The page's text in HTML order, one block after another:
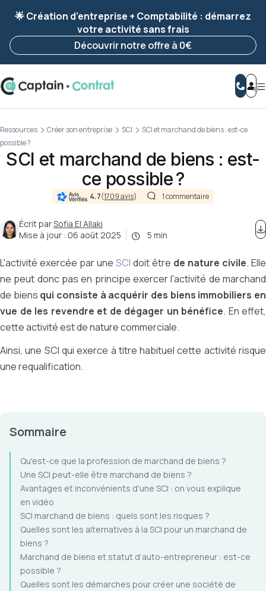
enregistrée 🚀
Reprendre ma démarche
🌟 Création d’entreprise + Comptabilité : démarrez
votre activité sans frais
Découvrir notre offre à 0€
Ressources Créer son entreprise SCI
SCI et marchand de biens : est-ce
possible ?
SCI et marchand de biens : est-
ce possible ?
4.7(1709 avis) 1 commentaire
Écrit parSofia El Allaki
Mise à jour : 06 août 2025 5 min
L'activité exercée par une SCI doit être de nature civile. Elle
ne peut donc pas en principe exercer l'activité de marchand
de biens qui consiste à acquérir des biens immobiliers en
vue de les revendre et de dégager un bénéfice. En effet,
cette activité est de nature commerciale.
Ainsi, une SCI qui exerce à titre habituel cette activité risque
une requalification.
Sommaire
Qu'est-ce que la profession de marchand de biens ?
Une SCI peut-elle être marchand de biens ?
Avantages et inconvénients d'une SCI : on vous explique
en vidéo
SCI marchand de biens : quels sont les risques ?
Quelles sont les alternatives à la SCI pour un marchand de
biens ?
Marchand de biens et statut d’auto-entrepreneur : est-ce
possible ?
Quelles sont les démarches pour créer une société de